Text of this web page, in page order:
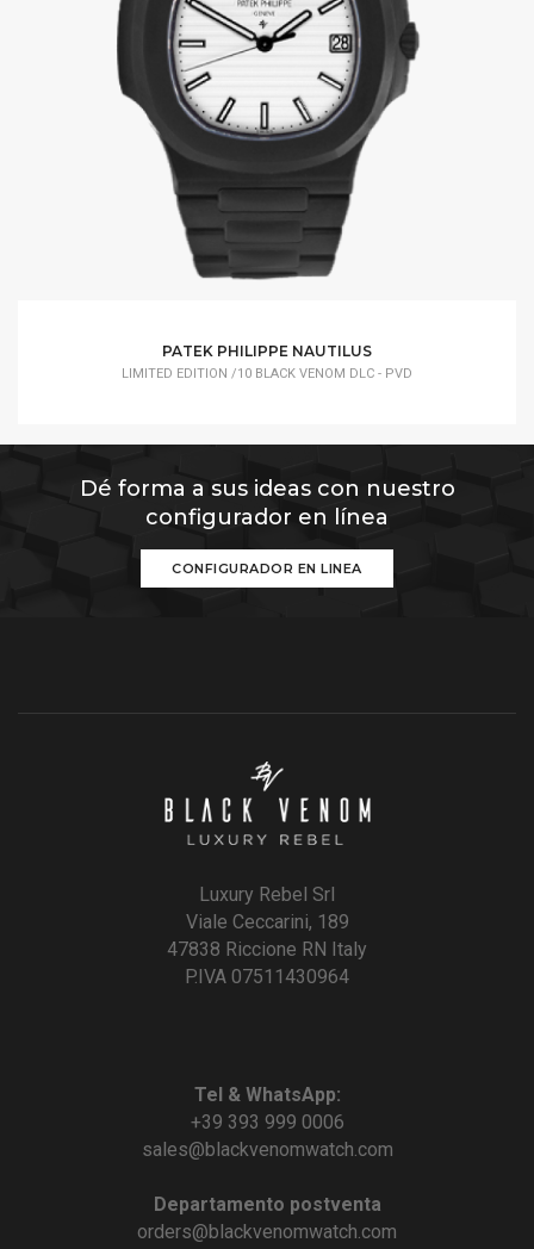
PATEK PHILIPPE NAUTILUS
LIMITED EDITION /10 BLACK VENOM DLC - PVD
Dé forma a sus ideas con nuestro
configurador en línea
CONFIGURADOR EN LINEA
Luxury Rebel Srl
Viale Ceccarini, 189
47838 Riccione RN Italy
P.IVA 07511430964
Tel & WhatsApp:
+39 393 999 0006
sales@blackvenomwatch.com
Departamento postventa
orders@blackvenomwatch.com